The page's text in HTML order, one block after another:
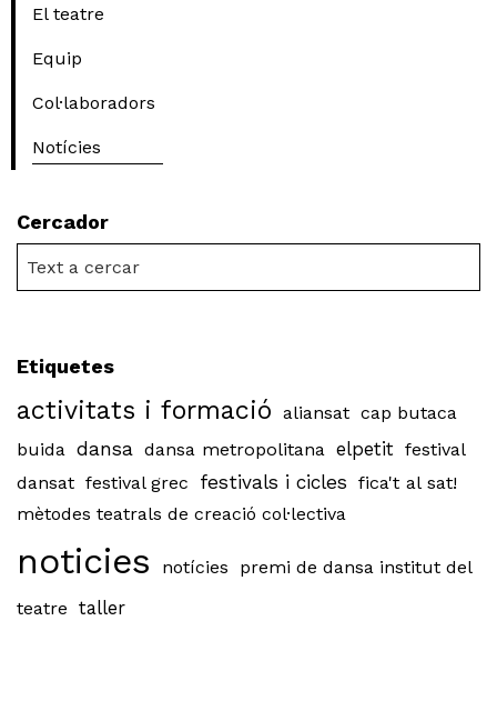
El teatre
Equip
Col·laboradors
Notícies
Cercador
Etiquetes
activitats i formació aliansat cap butaca
buida dansa dansa metropolitana elpetit festival
dansat festival grec festivals i cicles fica't al sat!
mètodes teatrals de creació col·lectiva
noticies notícies
premi de dansa institut del
teatre taller